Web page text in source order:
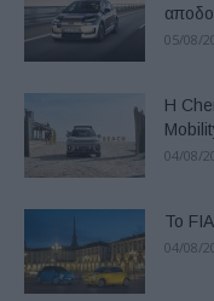
05/08/
Η
04/08/
Το
04/08/